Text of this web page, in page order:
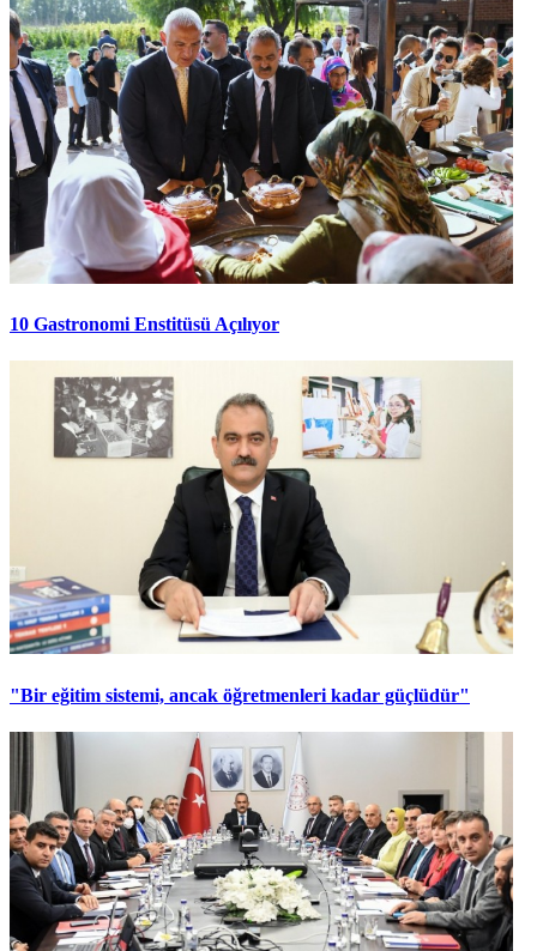
10 Gastronomi Enstitüsü Açılıyor
"Bir eğitim sistemi, ancak öğretmenleri kadar güçlüdür"